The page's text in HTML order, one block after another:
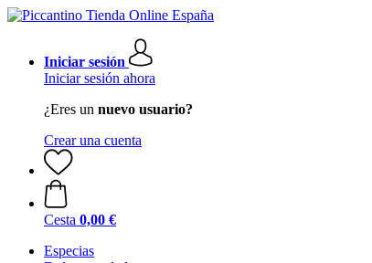
Iniciar sesión
Iniciar sesión ahora
¿Eres un nuevo usuario?
Crear una cuenta
Cesta 0,00 €
Especias